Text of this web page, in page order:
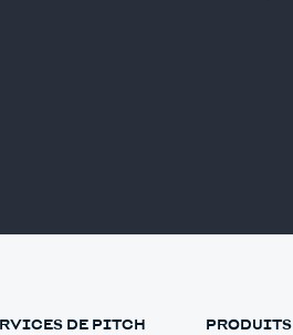
DE PITCH PRODUITS